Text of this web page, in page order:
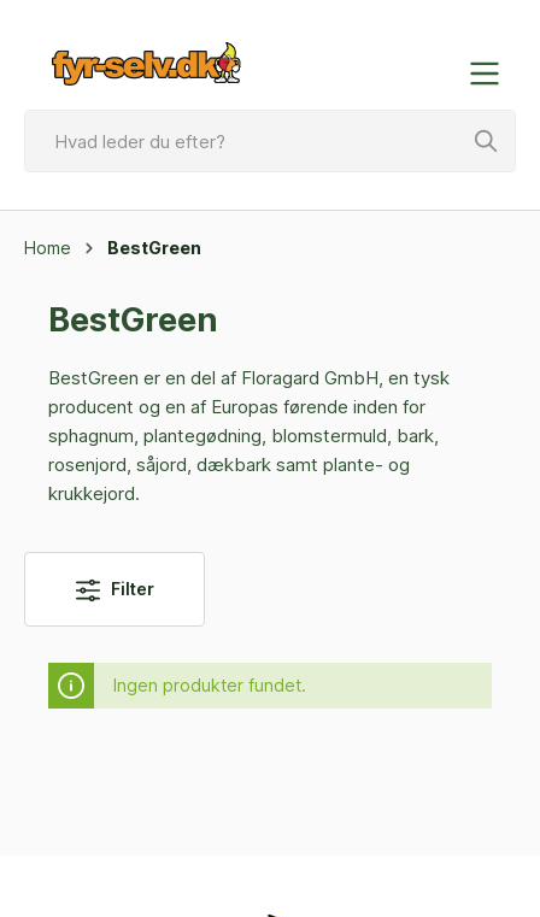
Home BestGreen
BestGreen
BestGreen er en del af Floragard GmbH, en tysk
producent og en af Europas førende inden for
sphagnum, plantegødning, blomstermuld, bark,
rosenjord, såjord, dækbark samt plante- og
krukkejord.
Filter
Ingen produkter fundet.